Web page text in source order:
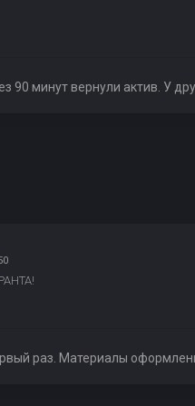
90 минут вернули актив. У
раз. Материалы